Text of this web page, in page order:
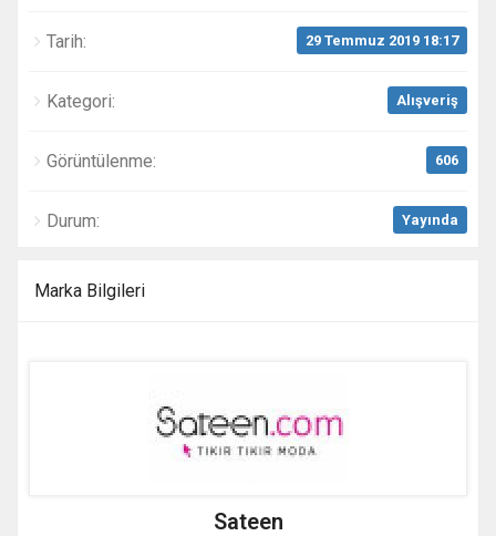
Tarih: 29 Temmuz 2019 18:17
Kategori: Alışveriş
Görüntülenme: 606
Durum: Yayında
Marka Bilgileri
Sateen